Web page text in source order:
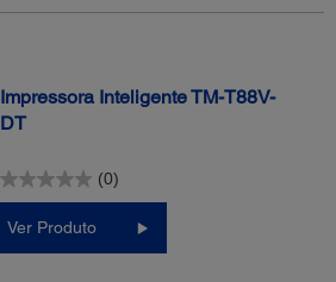
Impressora Inteligente TM-T88V-
DT
(0)
Ver Produto